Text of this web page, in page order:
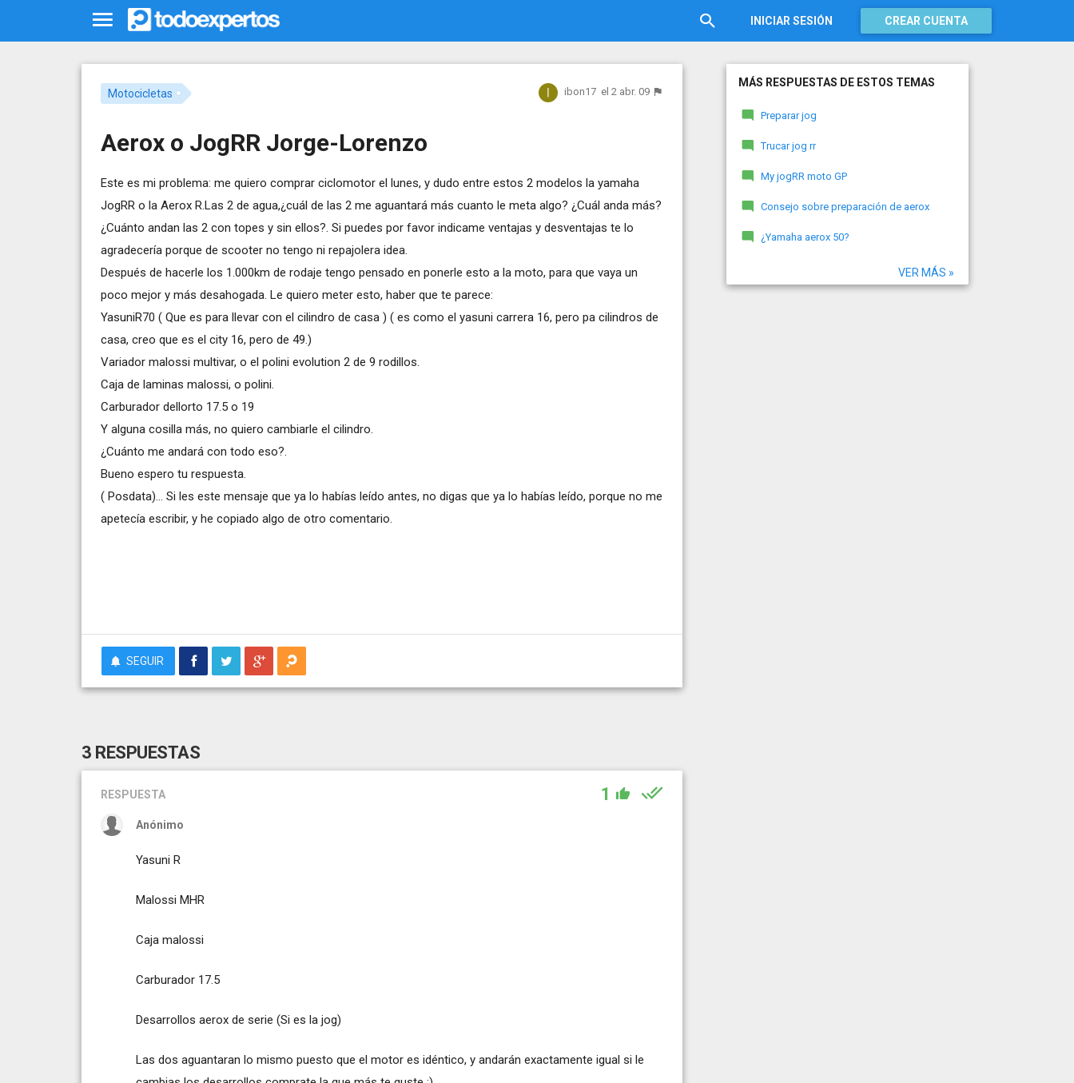
INICIAR SESIÓN CREAR CUENTA
Motocicletas ibon17 el 2 abr. 09
Aerox o JogRR Jorge-Lorenzo
Este es mi problema: me quiero comprar ciclomotor el lunes, y dudo entre estos 2 modelos la yamaha
JogRR o la Aerox R.Las 2 de agua,¿cuál de las 2 me aguantará más cuanto le meta algo? ¿Cuál anda más?
¿Cuánto andan las 2 con topes y sin ellos?. Si puedes por favor indicame ventajas y desventajas te lo
agradecería porque de scooter no tengo ni repajolera idea.
Después de hacerle los 1.000km de rodaje tengo pensado en ponerle esto a la moto, para que vaya un
poco mejor y más desahogada. Le quiero meter esto, haber que te parece:
YasuniR70 ( Que es para llevar con el cilindro de casa ) ( es como el yasuni carrera 16, pero pa cilindros de
casa, creo que es el city 16, pero de 49.)
Variador malossi multivar, o el polini evolution 2 de 9 rodillos.
Caja de laminas malossi, o polini.
Carburador dellorto 17.5 o 19
Y alguna cosilla más, no quiero cambiarle el cilindro.
¿Cuánto me andará con todo eso?.
Bueno espero tu respuesta.
( Posdata)... Si les este mensaje que ya lo habías leído antes, no digas que ya lo habías leído, porque no me
apetecía escribir, y he copiado algo de otro comentario.
SEGUIR
3 RESPUESTAS
RESPUESTA 1
Anónimo
Yasuni R
Malossi MHR
Caja malossi
Carburador 17.5
Desarrollos aerox de serie (Si es la jog)
Las dos aguantaran lo mismo puesto que el motor es idéntico, y andarán exactamente igual si le
MÁS RESPUESTAS DE ESTOS TEMAS
Preparar jog
Trucar jog rr
My jogRR moto GP
Consejo sobre preparación de aerox
¿Yamaha aerox 50?
VER MÁS »